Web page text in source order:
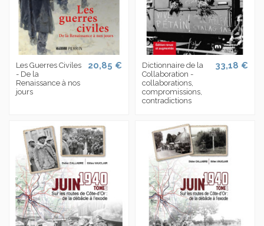
Les Guerres Civiles
- De la
Renaissance à nos
jours
20,85 €
Dictionnaire de la
Collaboration -
collaborations,
compromissions,
contradictions
33,18 €